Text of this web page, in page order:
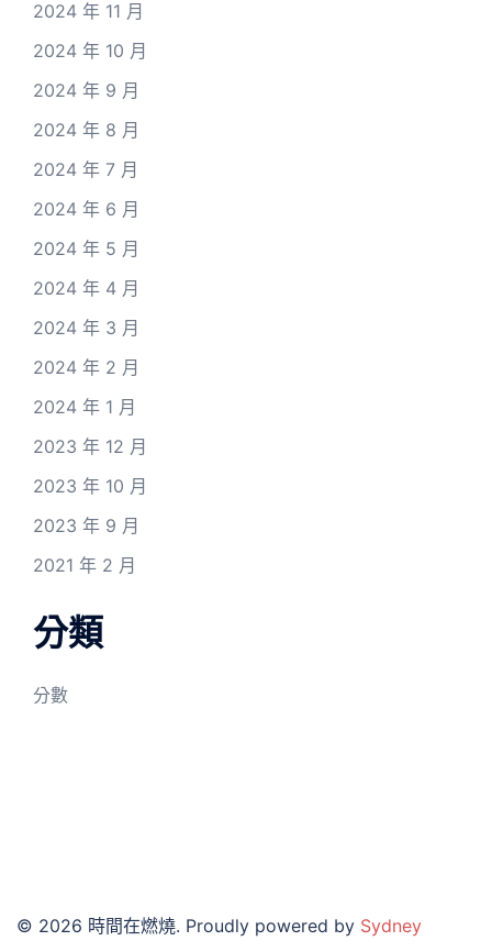
2024 年 11 月
2024 年 10 月
2024 年 9 月
2024 年 8 月
2024 年 7 月
2024 年 6 月
2024 年 5 月
2024 年 4 月
2024 年 3 月
2024 年 2 月
2024 年 1 月
2023 年 12 月
2023 年 10 月
2023 年 9 月
2021 年 2 月
分類
分數
© 2026 時間在燃燒. Proudly powered by Sydney